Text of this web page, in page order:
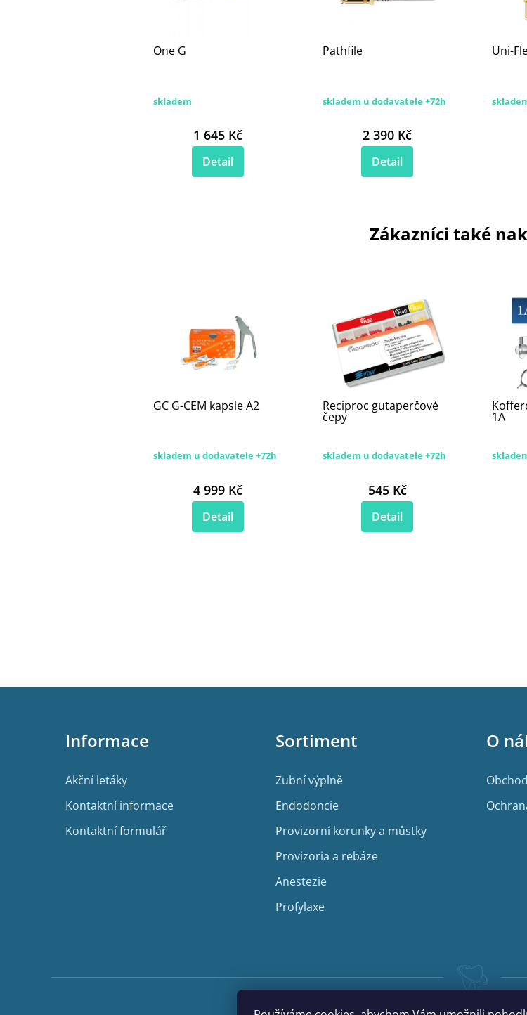
One G
skladem
1 645 Kč
Detail
Pathfile
skladem u dodavatele +72h
2 390 Kč
Detail
Uni-
Zákazníci také
GC G-CEM kapsle A2
skladem u dodavatele +72h
4 999 Kč
Detail
Reciproc gutaperčové
čepy
skladem u dodavatele +72h
545 Kč
Detail
1A
Z
Informace
Akční letáky
Kontaktní informace
Kontaktní formulář
Sortiment
Zubní výplně
Endodoncie
Provizorní korunky a můstky
Provizoria a rebáze
Anestezie
Profylaxe
O